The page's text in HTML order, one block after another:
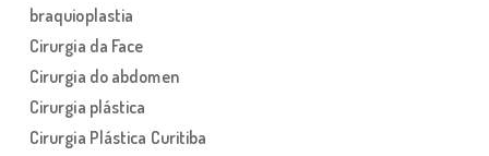
braquioplastia
Cirurgia da Face
Cirurgia do abdomen
Cirurgia plástica
Cirurgia Plástica Curitiba